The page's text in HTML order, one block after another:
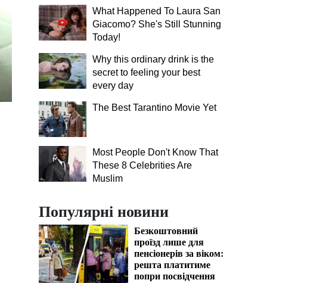
What Happened To Laura San
Giacomo? She's Still Stunning
Today!
Why this ordinary drink is the
secret to feeling your best
every day
The Best Tarantino Movie Yet
Most People Don't Know That
These 8 Celebrities Are
Muslim
Популярні новини
Безкоштовний
проїзд лише для
пенсіонерів за віком:
решта платитиме
попри посвідчення